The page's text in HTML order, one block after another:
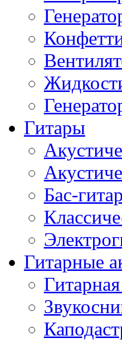
Гитары
Бас-
Гитарные